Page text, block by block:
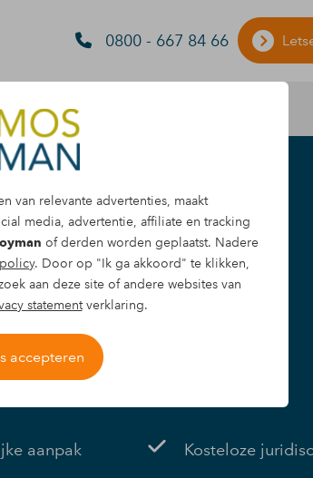
van relevante advertenties, maakt
media, advertentie, affiliate en tracking
of derden worden geplaatst. Nadere
. Door op "Ik ga akkoord" te klikken,
aan deze site of andere websites van
statementverklaring.
accepteren
0800 - 667 84 66
aanpak Kosteloze